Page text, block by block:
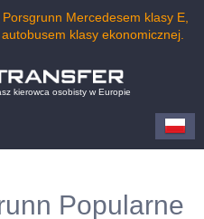
Mercedesem klasy E,
klasy ekonomicznej.
kierowca osobisty w Europie
Popularne